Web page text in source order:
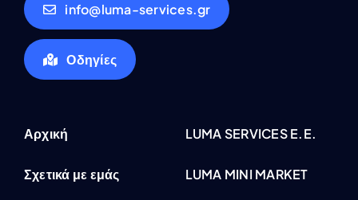
info@luma-services.gr
Οδηγίες
Αρχική
Σχετικά με εμάς
LUMA SERVICES E.E.
LUMA MINI MARKET